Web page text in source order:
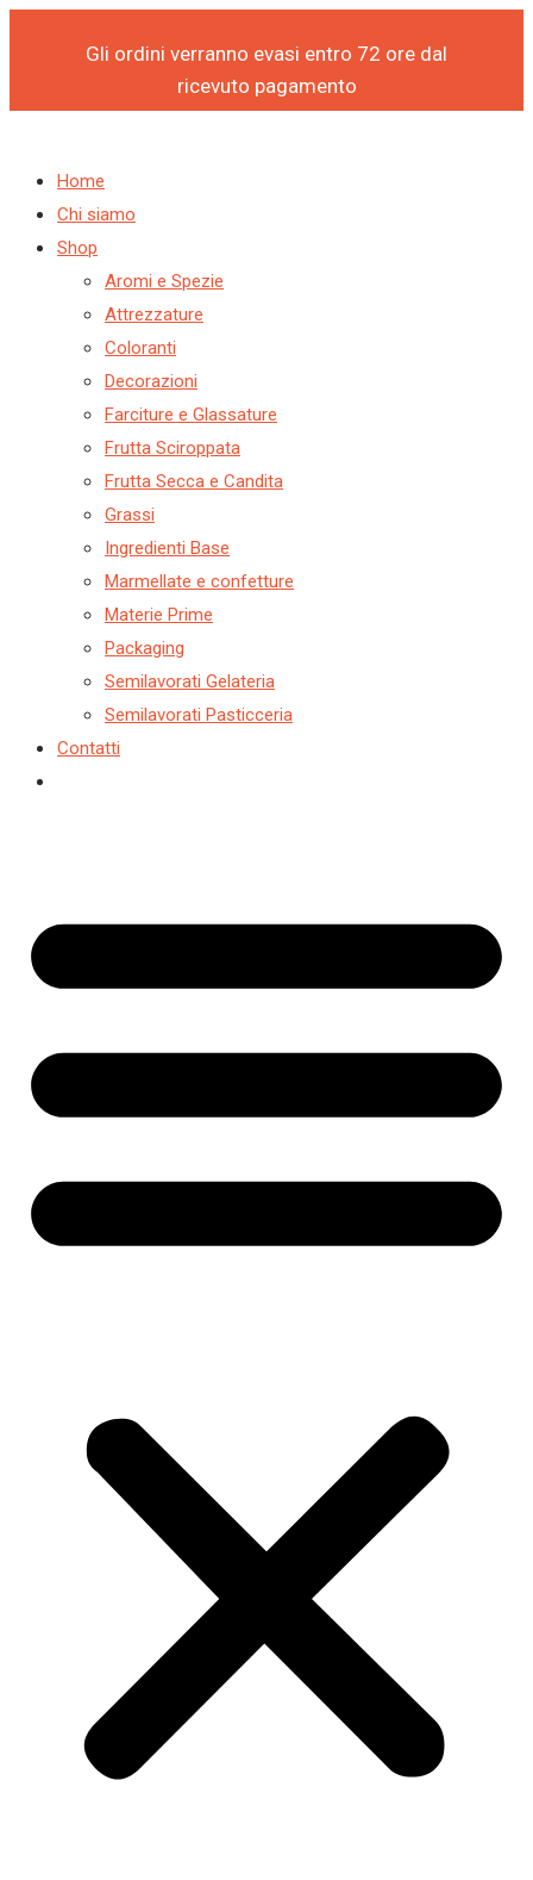
Gli ordini verranno evasi entro 72 ore dal
ricevuto pagamento
Vai
Home
Chi siamo
Shop
Aromi e Spezie
Attrezzature
Coloranti
Decorazioni
Farciture e Glassature
Frutta Sciroppata
Frutta Secca e Candita
Grassi
Ingredienti Base
Marmellate e confetture
Materie Prime
Packaging
Semilavorati Gelateria
Semilavorati Pasticceria
Contatti
Products
Products
FRILLO
-
NORGE
quantità